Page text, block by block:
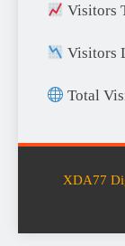
Visitors
Visitors
Total
XDA77